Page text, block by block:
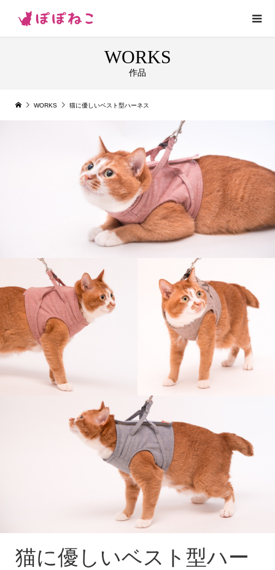
WORKS
作品
WORKS 猫に優しいベスト型ハーネス
猫に優しいベスト型ハーネス
猫に優しいベスト型ハー
猫に優しいベスト型ハーネス
ネス
猫に優しいベスト型ハー